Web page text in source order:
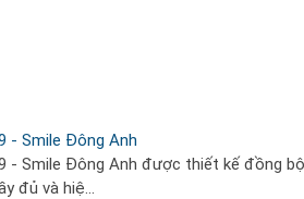
- Smile Đông Anh
- Smile Đông Anh được thiết kế đồng
đủ và hiệ...